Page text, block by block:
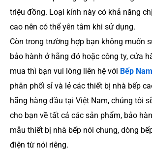
triệu đồng. Loại kính này có khả năng
cao nên có thể yên tâm khi sử dụng.
Còn trong trường hợp bạn không muốn
bảo hành ở hãng đó hoặc công ty, cửa
mua thì bạn vui lòng liên hệ với Bếp
phân phối sỉ và lẻ các thiết bị nhà bếp
hãng hàng đầu tại Việt Nam, chúng tôi
cho bạn về tất cả các sản phẩm, bảo
mẫu thiết bị nhà bếp nói chung, dòng
điện từ nói riêng.